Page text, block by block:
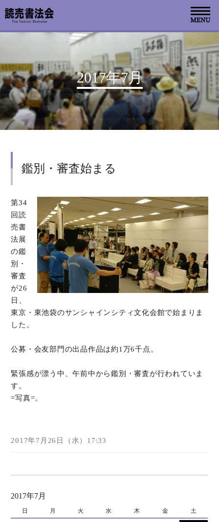
2017年7月
鑑別・審査始まる
第34
回読
売書
法展
の鑑
別・
審査
が26
日、
東京・東池袋のサンシャインシティ文化会館で始まりま
した。
公募・会友部門の出品作品は約1万6千点。
緊張感が漂う中、午前中から鑑別・審査が行われていま
す。
=写真=。
2017年7月26日（水）17:33
2017年7月
日 月 火 水 木 金 土
お知らせ
読売書法会について
読売書法展
関連書道展
デジタルアーカイブ
オンラインショップ
お問い合わせ